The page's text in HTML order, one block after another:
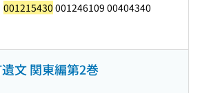
001215430 001246109 00404340
文 関東編第2巻